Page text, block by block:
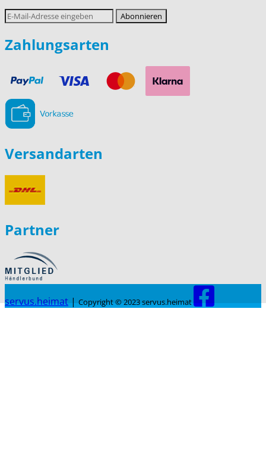
E-
Mail-
Adresse
Abonnieren
Zahlungsarten
Versandarten
Partner
servus.heimat | Copyright © 2023 servus.heimat